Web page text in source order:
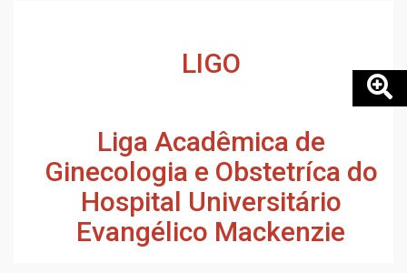
LIGO
Liga Acadêmica de
Ginecologia e Obstetríca do
Hospital Universitário
Evangélico Mackenzie